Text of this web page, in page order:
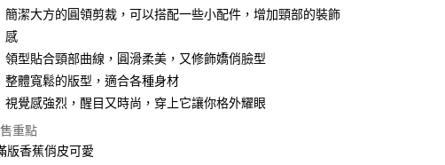
Pay
口支付
遊付
+PAY
簡潔大方的圓領剪裁，可以搭配一些小配件，增加頸部的裝飾
感
領型貼合頸部曲線，圓滑柔美，又修飾嬌俏臉型
整體寬鬆的版型，適合各種身材
視覺感強烈，醒目又時尚，穿上它讓你格外耀眼
重點
版香蕉俏皮可愛